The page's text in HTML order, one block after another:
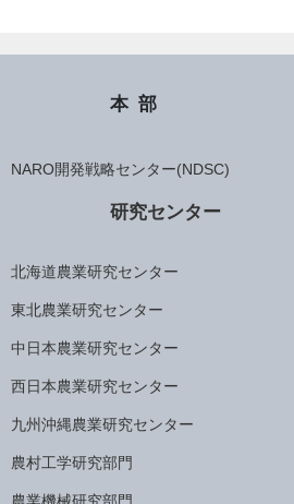
本部
NARO開発戦略センター(NDSC)
研究センター
北海道農業研究センター
東北農業研究センター
中日本農業研究センター
西日本農業研究センター
九州沖縄農業研究センター
農村工学研究部門
農業機械研究部門